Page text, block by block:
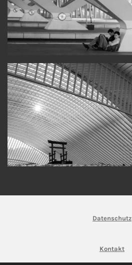
Datenschutz
Kontakt